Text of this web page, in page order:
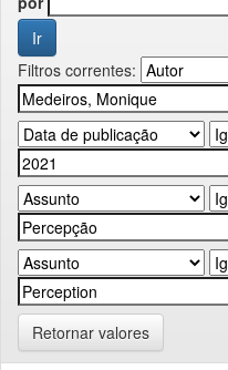
Filtros correntes:
Retornar valores